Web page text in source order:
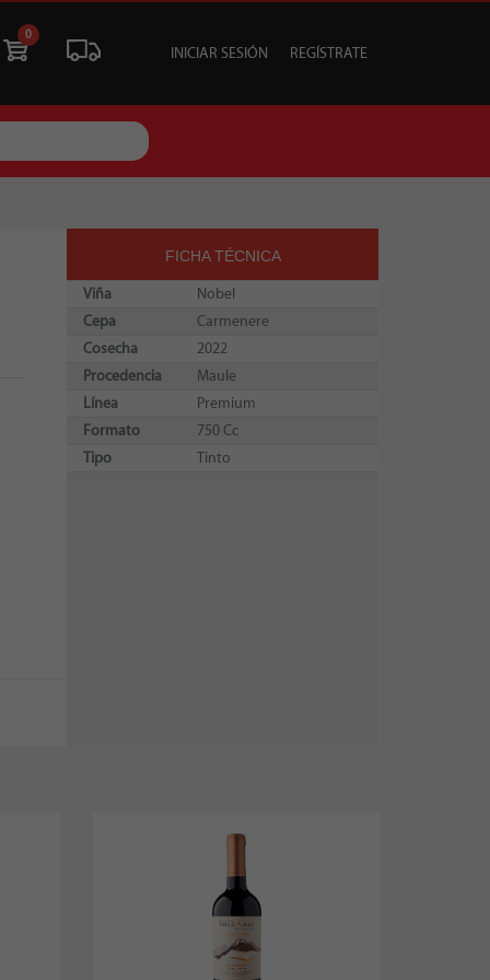
TU EVENTO
0
INICIAR SESIÓN REGÍSTRATE
FICHA TÉCNICA
Viña
Nobel
Cepa
Carmenere
Cosecha
2022
Procedencia
Maule
Línea
Premium
Formato
750 Cc
Tipo
Tinto